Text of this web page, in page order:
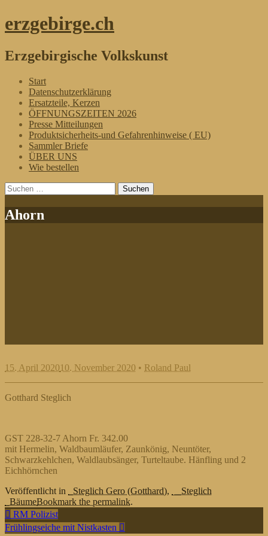
erzgebirge.ch
Erzgebirgische Volkskunst
Menü
Zum
Inhalt
springen
Start
Datenschutzerklärung
Ersatzteile, Kerzen
ÖFFNUNGSZEITEN 2026
Presse Mitteilungen
Produktsicherheits-und Gefahrenhinweise ( EU)
Sammler Briefe
ÜBER UNS
Wie bestellen
Suchen
nach:
Ahorn
15. April 202010. November 2020 • Roland Paul
Gotthard Steglich
GST 228-32-7 Ahorn Fr. 342.00
mit Hermelin, Waldbaumläufer, Zaunkönig, Neuntöter,
Schwarzkehlchen, Waldlaubsänger, Turteltaube. Hänfling und 2
Eichhörnchen
Veröffentlicht in
_Steglich Gero (Gotthard),
__Steglich
_BäumeBookmark the permalink.
Beitragsnavigation
RM Polizist
Frühlingseiche mit Nistkasten